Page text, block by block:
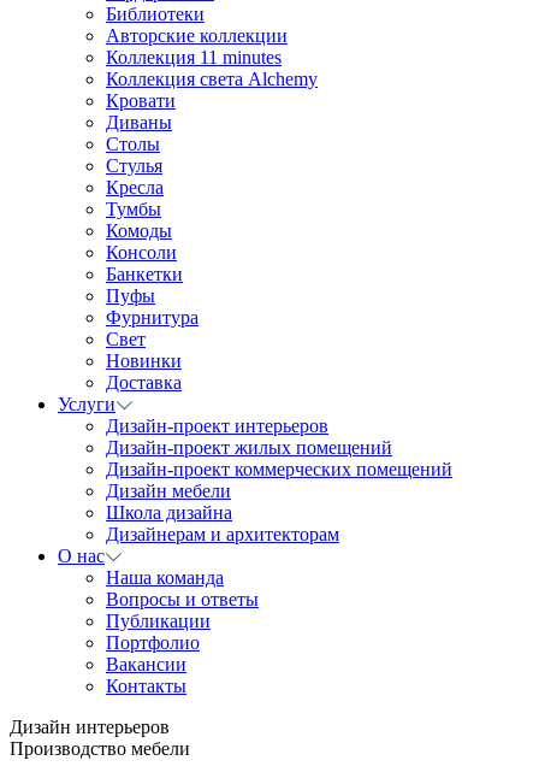
Библиотеки
Авторские коллекции
Коллекция 11 minutes
Коллекция света Alchemy
Кровати
Диваны
Столы
Стулья
Кресла
Тумбы
Комоды
Консоли
Банкетки
Пуфы
Фурнитура
Свет
Новинки
Доставка
Услуги
Дизайн-проект интерьеров
Дизайн-проект жилых помещений
Дизайн-проект коммерческих помещений
Дизайн мебели
Школа дизайна
Дизайнерам и архитекторам
О нас
Наша команда
Вопросы и ответы
Публикации
Портфолио
Вакансии
Контакты
Дизайн интерьеров
Производство мебели